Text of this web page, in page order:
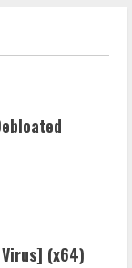
(x64)